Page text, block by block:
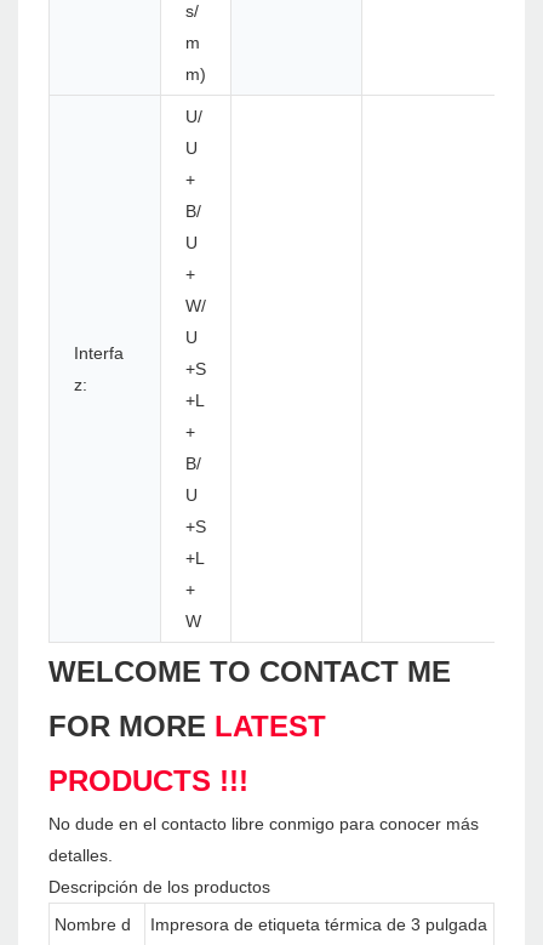
s/
m
m)
Interfa
z:
U/
U
+
B/
U
+
W/
U
+S
+L
+
B/
U
+S
+L
+
W
WELCOME TO CONTACT ME
FOR MORE LATEST
PRODUCTS !!!
No dude en el contacto libre conmigo para conocer más
detalles.
Descripción de los productos
Nombre d
Impresora de etiqueta térmica de 3 pulgada